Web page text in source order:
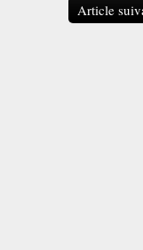
Article